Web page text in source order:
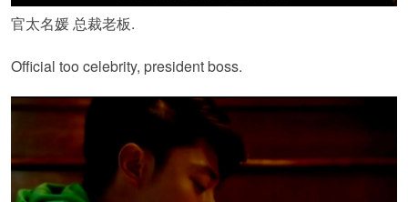
官太名媛 总裁老板.
Official too celebrity, president boss.